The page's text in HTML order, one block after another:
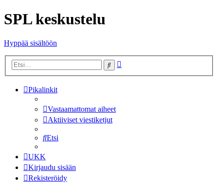
SPL keskustelu
Hyppää sisältöön
Etsi
Pikalinkit
Vastaamattomat aiheet
Aktiiviset viestiketjut
Etsi
UKK
Kirjaudu sisään
Rekisteröidy